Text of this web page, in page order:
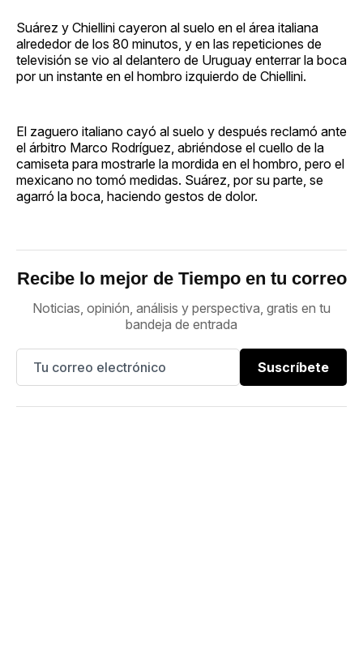
Suárez y Chiellini cayeron al suelo en el área italiana
alrededor de los 80 minutos, y en las repeticiones de
televisión se vio al delantero de Uruguay enterrar la boca
por un instante en el hombro izquierdo de Chiellini.
El zaguero italiano cayó al suelo y después reclamó ante
el árbitro Marco Rodríguez, abriéndose el cuello de la
camiseta para mostrarle la mordida en el hombro, pero el
mexicano no tomó medidas. Suárez, por su parte, se
agarró la boca, haciendo gestos de dolor.
Recibe lo mejor de Tiempo en tu correo
Noticias, opinión, análisis y perspectiva, gratis en tu
bandeja de entrada
Suscríbete